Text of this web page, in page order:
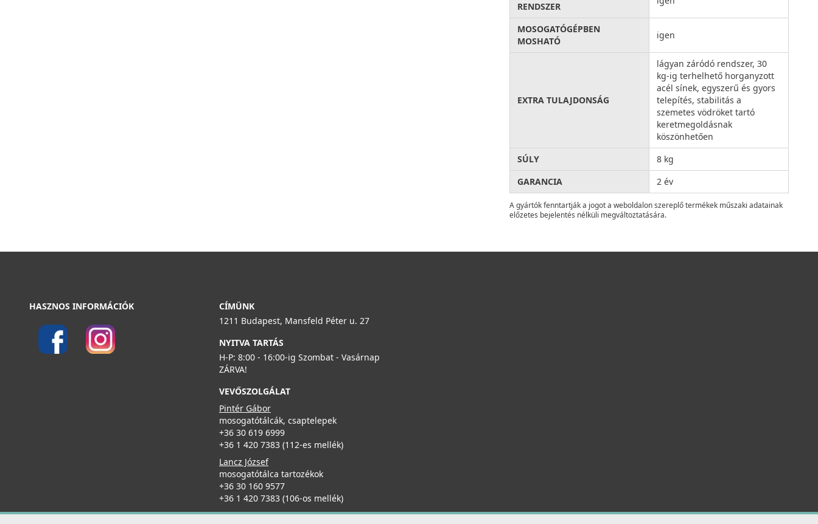
RENDSZER
MOSOGATÓGÉPBEN
MOSHATÓ
igen
EXTRA TULAJDONSÁG
lágyan záródó rendszer, 30
kg-ig terhelhető horganyzott
acél sínek, egyszerű és gyors
telepítés, stabilitás a
szemetes vödröket tartó
keretmegoldásnak
köszönhetően
SÚLY
8 kg
GARANCIA
2 év
A gyártók fenntartják a jogot a weboldalon szereplő termékek műszaki adatainak
előzetes bejelentés nélküli megváltoztatására.
HASZNOS INFORMÁCIÓK
CÍMÜNK
1211 Budapest, Mansfeld Péter u. 27
NYITVA TARTÁS
H-P: 8:00 - 16:00-ig Szombat - Vasárnap
ZÁRVA!
VEVŐSZOLGÁLAT
Pintér Gábor
mosogatótálcák, csaptelepek
+36 30 619 6999
+36 1 420 7383 (112-es mellék)
Lancz József
mosogatótálca tartozékok
+36 30 160 9577
+36 1 420 7383 (106-os mellék)